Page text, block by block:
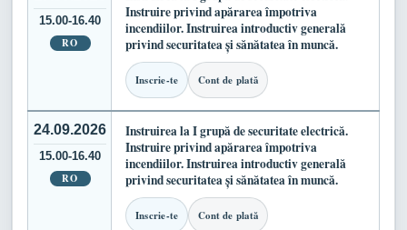
15.00-16.40
RO
Instruire privind apărarea împotriva
incendiilor. Instruirea introductiv generală
privind securitatea și sănătatea în muncă.
Inscrie-te Cont de plată
24.09.2026
15.00-16.40
RO
Instruirea la I grupă de securitate electrică.
Instruire privind apărarea împotriva
incendiilor. Instruirea introductiv generală
privind securitatea și sănătatea în muncă.
Inscrie-te Cont de plată